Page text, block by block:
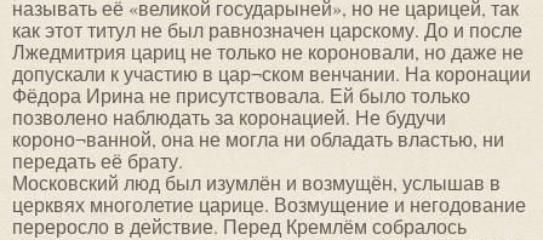
называть её «великой государыней», но не царицей, так
как этот титул не был равнозначен царскому. До и после
Лжедмитрия цариц не только не короновали, но даже не
допускали к участию в цар¬ском венчании. На коронации
Фёдора Ирина не присутствовала. Ей было только
позволено наблюдать за коронацией. Не будучи
короно¬ванной, она не могла ни обладать властью, ни
передать её брату.
Московский люд был изумлён и возмущён, услышав в
церквях многолетие царице. Возмущение и негодование
переросло в действие. Перед Кремлём собралось